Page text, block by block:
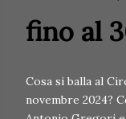
fino al
Cosa si balla al
novembre 2024?